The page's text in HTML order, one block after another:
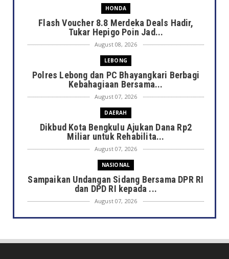
HONDA
Flash Voucher 8.8 Merdeka Deals Hadir,
Tukar Hepigo Poin Jad...
August 08, 2026
LEBONG
Polres Lebong dan PC Bhayangkari Berbagi
Kebahagiaan Bersama...
August 07, 2026
DAERAH
Dikbud Kota Bengkulu Ajukan Dana Rp2
Miliar untuk Rehabilita...
August 07, 2026
NASIONAL
Sampaikan Undangan Sidang Bersama DPR RI
dan DPD RI kepada ...
August 07, 2026
DAERAH
Gelar Lomba Kebersihan...